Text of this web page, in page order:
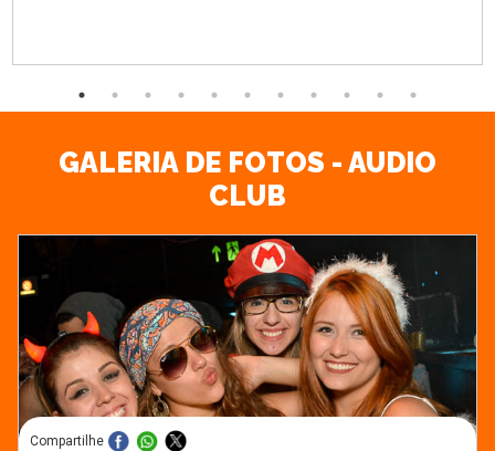
GALERIA DE FOTOS - AUDIO
CLUB
Compartilhe